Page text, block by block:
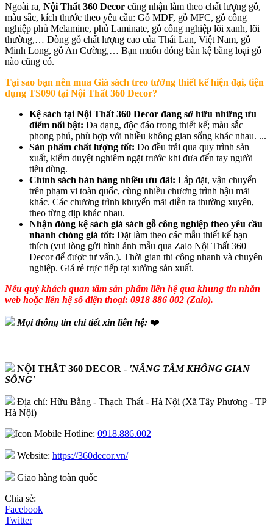
Ngoài ra, Nội Thất 360 Decor cũng nhận làm theo chất lượng gỗ,
màu sắc, kích thước theo yêu cầu: Gỗ MDF, gỗ MFC, gỗ công
nghiệp phủ Melamine, phủ Laminate, gỗ công nghiệp lõi xanh, lõi
thường,… Dòng gỗ chất lượng cao của Thái Lan, Việt Nam, gỗ
Minh Long, gỗ An Cường,… Bạn muốn đóng bàn kệ bằng loại gỗ
nào cũng có.
Tại sao bạn nên mua Giá sách treo tường thiết kế hiện đại, tiện
dụng TS090 tại Nội Thất 360 Decor?
Kệ sách tại Nội Thất 360 Decor đang sở hữu những ưu
điểm nổi bật: Đa dạng, độc đáo trong thiết kế; màu sắc
phong phú, phù hợp với nhiều không gian sống khác nhau. ...
Sản phẩm chất lượng tốt: Do đều trải qua quy trình sản
xuất, kiểm duyệt nghiêm ngặt trước khi đưa đến tay người
tiêu dùng.
Chính sách bán hàng nhiều ưu đãi: Lắp đặt, vận chuyển
trên phạm vi toàn quốc, cùng nhiều chương trình hậu mãi
khác. Các chương trình khuyến mãi diễn ra thường xuyên,
theo từng dịp khác nhau.
Nhận đóng kệ sách giá sách gỗ công nghiệp theo yêu cầu
nhanh chóng giá tốt: Đặt làm theo các mẫu thiết kế bạn
thích (vui lòng gửi hình ảnh mẫu qua Zalo Nội Thất 360
Decor để được tư vấn.). Thời gian thi công nhanh và chuyên
nghiệp. Giá rẻ trực tiếp tại xưởng sản xuất.
Nếu quý khách quan tâm sản phẩm liên hệ qua khung tin nhắn
web hoặc liên hệ số điện thoại: 0918 886 002 (Zalo).
Mọi thông tin chi tiết xin liên hệ: ❤️
—————————————————————
NỘI THẤT 360 DECOR - 'NÂNG TẦM KHÔNG GIAN
SỐNG'
Địa chỉ: Hữu Bằng - Thạch Thất - Hà Nội (Xã Tây Phương - TP
Hà Nội)
Hotline: 0918.886.002
Website: https://360decor.vn/
Giao hàng toàn quốc
Chia sẻ:
Facebook
Twitter